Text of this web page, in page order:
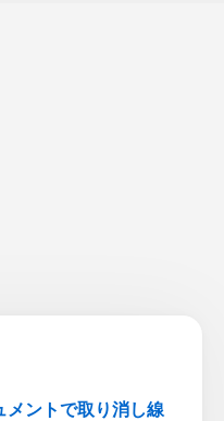
メントで取り消し線